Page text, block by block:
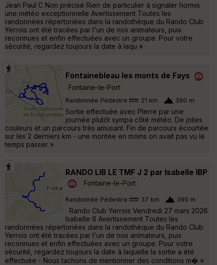
Jean Paul C Non précisé Rien de particulier à signaler hormis
une météo exceptionnelle Avertissement Toutes les
randonnées répertoriées dans la randothèque du Rando Club
Yerrois ont été tracées par l'un de nos animateurs, puis
reconnues et enfin effectuées avec un groupe. Pour votre
sécurité, regardez toujours la date à laqu »
Fontainebleau les monts de Fays
Fontaine-le-Port
Randonnée Pédestre 21 km 390 m
Sortie effectuée avec PIerre par une
journée plutôt sympa côté météo. De jolies
couleurs et un parcours très amusant. Fin de parcours écourtée
sur les 2 derniers km - une montée en moins on avait pas vu le
temps passer »
RANDO LIB LE TMF J 2 par Isabelle IBP
Fontaine-le-Port
Randonnée Pédestre 37 km 390 m
Rando Club Yerrois Vendredi 27 mars 2026
Isabelle 6 Avertissement Toutes les
randonnées répertoriées dans la randothèque du Rando Club
Yerrois ont été tracées par l'un de nos animateurs, puis
reconnues et enfin effectuées avec un groupe. Pour votre
sécurité, regardez toujours la date à laquelle la sortie a été
effectuée - Nous tachons de mentionner des conditions m� »